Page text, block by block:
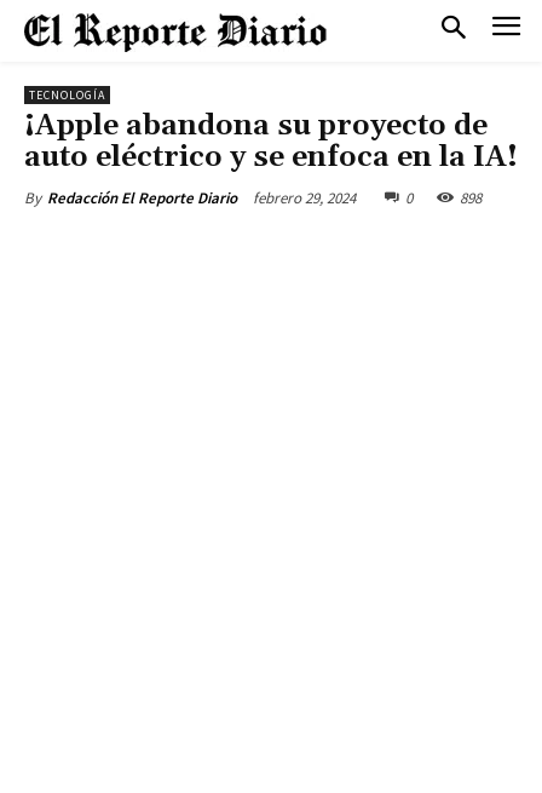
TECNOLOGÍA
¡Apple abandona su proyecto de
auto eléctrico y se enfoca en la IA!
By Redacción El Reporte Diario febrero 29, 2024 0 898